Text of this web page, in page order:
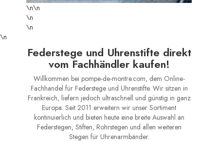
\n\n
\n
\n
\n
Federstege und Uhrenstifte direkt
vom Fachhändler kaufen!
Willkommen bei pompe-de-montre.com, dem Online-
Fachhandel für Federstege und Uhrenstifte. Wir sitzen in
Frankreich, liefern jedoch ultraschnell und günstig in ganz
Europa. Seit 2011 erweitern wir unser Sortiment
kontinuierlich und bieten heute eine breite Auswahl an
Federstegen, Stiften, Rohrstegen und allen weiteren
Stegen für Uhrenarmbänder.